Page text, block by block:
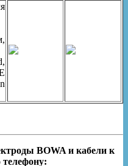
BOWA и кабели к